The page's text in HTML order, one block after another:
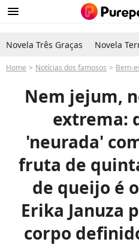
menu
Novela Três Graças Novela
Home Notícias dos famosos Bem-
Nem jejum,
extrema:
'neurada'
fruta de
de queijo é
Erika Januza
corpo